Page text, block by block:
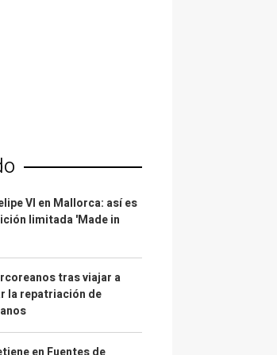
VI en Mallorca: así es
limitada 'Made in
tras viajar a
la repatriación de